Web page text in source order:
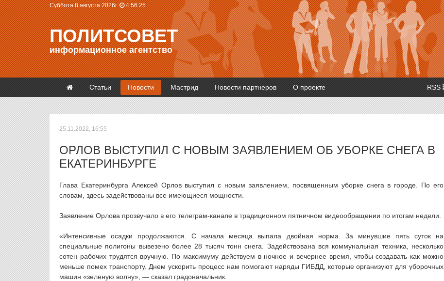
Суббота 8 августа 2026г. 4:56:25
ПОЛИТСОВЕТ
информационное агентство
Статьи Новости Мастрид Новости партнеров О проекте RSS
25.11.2022, 16:55
ОРЛОВ ВЫСТУПИЛ С НОВЫМ ЗАЯВЛЕНИЕМ ОБ УБОРКЕ СНЕГА В
ЕКАТЕРИНБУРГЕ
Глава Екатеринбурга Алексей Орлов выступил с новым заявлением, посвященным уборке снега в городе. По его
словам, здесь задействованы все имеющиеся мощности.
Заявление Орлова прозвучало в его телеграм-канале в традиционном пятничном видеообращении по итогам недели.
«Интенсивные осадки продолжаются. С начала месяца выпала двойная норма. За минувшие пять суток на
специальные полигоны вывезено более 28 тысяч тонн снега. Задействована вся коммунальная техника, несколько
сотен рабочих трудятся вручную. По максимуму действуем в ночное и вечернее время, чтобы создавать как можно
меньше помех транспорту. Днем ускорить процесс нам помогают наряды ГИБДД, которые организуют для уборочных
машин «зеленую волну», — сказал градоначальник.